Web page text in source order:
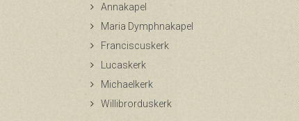
Annakapel
Maria Dymphnakapel
Franciscuskerk
Lucaskerk
Michaelkerk
Willibrorduskerk